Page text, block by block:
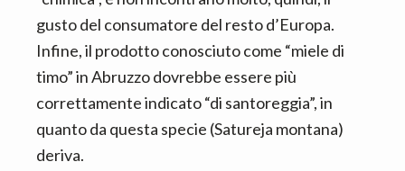
gusto del consumatore del resto d’Europa.
Infine, il prodotto conosciuto come “miele di
timo” in Abruzzo dovrebbe essere più
correttamente indicato “di santoreggia”, in
quanto da questa specie (Satureja montana)
deriva.